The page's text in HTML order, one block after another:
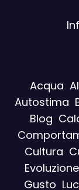
Acqua
Autostima
Blog
Cultura
Evoluzione
Gusto